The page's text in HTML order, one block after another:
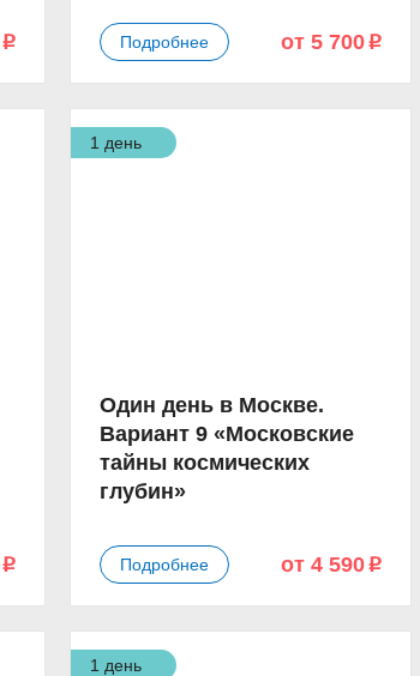
p Подробнее от 5 700p
p
1 день
Один день в Москве.
Вариант 9 «Московские
тайны космических
глубин»
Подробнее от 4 590p
1 день